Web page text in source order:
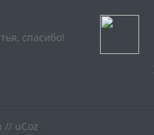
спасибо!
// uCoz